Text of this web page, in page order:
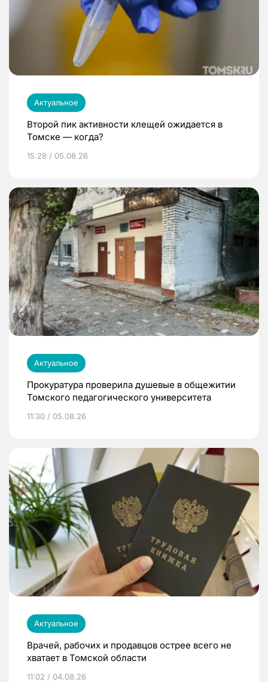
Актуальное
Второй пик активности клещей ожидается в
Томске — когда?
15:28 / 05.08.26
Актуальное
Прокуратура проверила душевые в общежитии
Томского педагогического университета
11:30 / 05.08.26
Актуальное
Врачей, рабочих и продавцов острее всего не
хватает в Томской области
11:02 / 04.08.26